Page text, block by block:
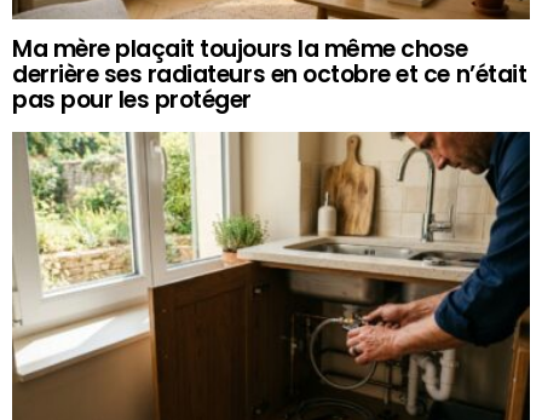
Ma mère plaçait toujours la même chose
derrière ses radiateurs en octobre et ce n’était
pas pour les protéger